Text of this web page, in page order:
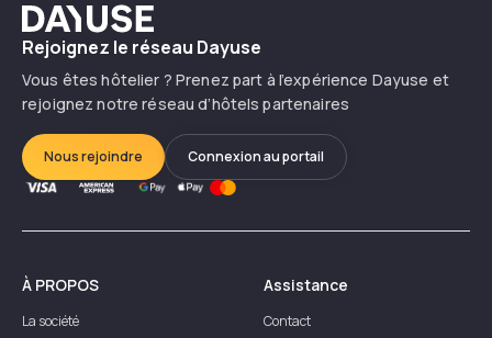
Dayuse
Rejoignez le réseau Dayuse
Vous êtes hôtelier ? Prenez part à l’expérience Dayuse et
rejoignez notre réseau d’hôtels partenaires
Nous rejoindre Connexion au portail
À PROPOS
La société
Assistance
Contact